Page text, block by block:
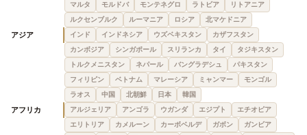
マルタ
モルドバ モンテネグロ ラトビア
リトアニア
ルクセンブルク
ルーマニア ロシア 北マケドニア
アジア インド インドネシア ウズベキスタン
カザフスタン
カンボジア
シンガポール スリランカ タイ
タジキスタン
トルクメニスタン
ネパール バングラデシュ
パキスタン
フィリピン
ベトナム マレーシア ミャンマー
モンゴル
ラオス
中国 北朝鮮 日本 韓国
アフリカ アルジェリア アンゴラ ウガンダ エジプト
エチオピア
エリトリア
カメルーン カーボベルデ ガボン
ガンビア